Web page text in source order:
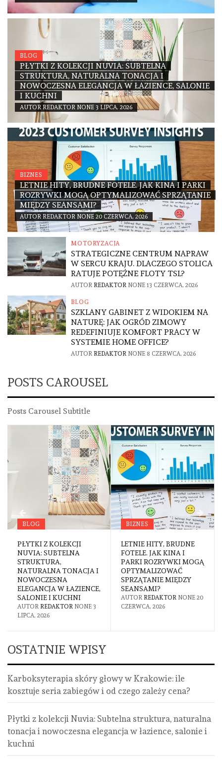
BLOG
PŁYTKI Z KOLEKCJI NUVIA: SUBTELNA
STRUKTURA, NATURALNA TONACJA I
NOWOCZESNA ELEGANCJA W ŁAZIENCE, SALONIE
I KUCHNI
AUTOR REDAKTOR NONE 3 LIPCA, 2026
BIZNES
LETNIE HITY, BRUDNE FOTELE. JAK KINA I PARKI
ROZRYWKI MOGĄ OPTYMALIZOWAĆ SPRZĄTANIE
MIĘDZY SEANSAMI?
AUTOR REDAKTOR NONE 20 CZERWCA, 2026
MOTORYZACJA
STRATEGICZNE CENTRUM NAPRAW
W SERCU KRAJU. DLACZEGO STOLICA
RATUJE POTĘŻNE FLOTY TSL?
AUTOR REDAKTOR NONE 13 CZERWCA, 2026
BLOG
SZKLANY GABINET Z WIDOKIEM NA
NATURĘ: JAK OGRÓD ZIMOWY
REDEFINIUJE KOMFORT PRACY W
SYSTEMIE HOME OFFICE?
AUTOR REDAKTOR NONE 8 CZERWCA, 2026
POSTS CAROUSEL
Posts Carousel Subtitle
BLOG
PŁYTKI Z KOLEKCJI
NUVIA: SUBTELNA
STRUKTURA,
NATURALNA TONACJA I
NOWOCZESNA
ELEGANCJA W ŁAZIENCE,
SALONIE I KUCHNI
AUTOR REDAKTOR NONE 3
LIPCA, 2026
BIZNES
LETNIE HITY, BRUDNE
FOTELE. JAK KINA I
PARKI ROZRYWKI MOGĄ
OPTYMALIZOWAĆ
SPRZĄTANIE MIĘDZY
SEANSAMI?
AUTOR REDAKTOR NONE 20
CZERWCA, 2026
OSTATNIE WPISY
Karboksyterapia skóry głowy w Krakowie: ile
kosztuje seria zabiegów i od czego zależy cena?
Płytki z kolekcji Nuvia: Subtelna struktura, naturalna
tonacja i nowoczesna elegancja w łazience, salonie i
kuchni